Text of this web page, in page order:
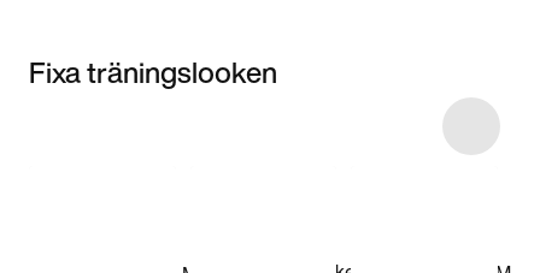
Fixa träningslooken